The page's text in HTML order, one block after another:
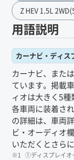
Z HEV 1.5L
用語説明
カーナビ・ディス
カーナビ、また
ています。掲載
ィオは大きく5種
各車両に装着さ
の詳細は、車両
ビ・オーディオ
いただくとさら
①ディスプレイオ